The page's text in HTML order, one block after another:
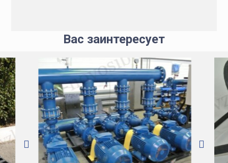
Вас заинтересует